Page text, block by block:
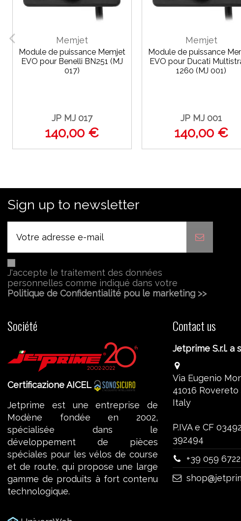
Memjet
Module de puissance Memjet
EVO pour Benelli BN251 (MJ
017)
JP MJ 017
140,00 €
Memjet
Module de puissance
EVO pour Ducati
1260 (MJ 001)
JP MJ 001
140,00 €
Sign up to newsletter
J'accepte le traitement des données
personnelles comme indiqué dans votre
Politique de Confidentialité pou le marketing >>
Société
Certificazione AICEL
Jetprime est une entreprise de
Modène fondée en 2002,
spécialisée dans le
développement de pièces
spéciales pour les vélos de course
et de route, qui propose une large
gamme de produits à fort contenu
technologique.
Contact us
Jetprime S.r.l. a
Via Eugenio
41016
Italy
P.IVA e CF
392494
+39 059